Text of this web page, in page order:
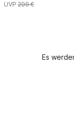
UVP 209 €
Es